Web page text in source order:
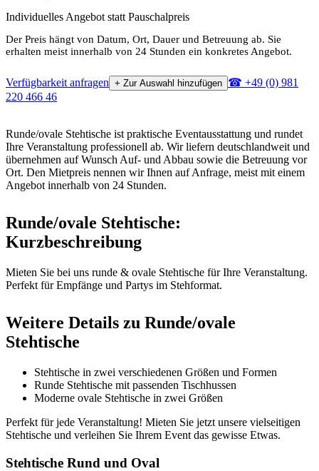
Individuelles Angebot statt Pauschalpreis
Der Preis hängt von Datum, Ort, Dauer und Betreuung ab. Sie
erhalten meist innerhalb von 24 Stunden ein konkretes Angebot.
Verfügbarkeit anfragen + Zur Auswahl hinzufügen ☎ +49 (0) 981
220 466 46
Runde/ovale Stehtische ist praktische Eventausstattung und rundet
Ihre Veranstaltung professionell ab. Wir liefern deutschlandweit und
übernehmen auf Wunsch Auf- und Abbau sowie die Betreuung vor
Ort. Den Mietpreis nennen wir Ihnen auf Anfrage, meist mit einem
Angebot innerhalb von 24 Stunden.
Runde/ovale Stehtische:
Kurzbeschreibung
Mieten Sie bei uns runde & ovale Stehtische für Ihre Veranstaltung.
Perfekt für Empfänge und Partys im Stehformat.
Weitere Details zu Runde/ovale
Stehtische
Stehtische in zwei verschiedenen Größen und Formen
Runde Stehtische mit passenden Tischhussen
Moderne ovale Stehtische in zwei Größen
Perfekt für jede Veranstaltung! Mieten Sie jetzt unsere vielseitigen
Stehtische und verleihen Sie Ihrem Event das gewisse Etwas.
Stehtische Rund und Oval